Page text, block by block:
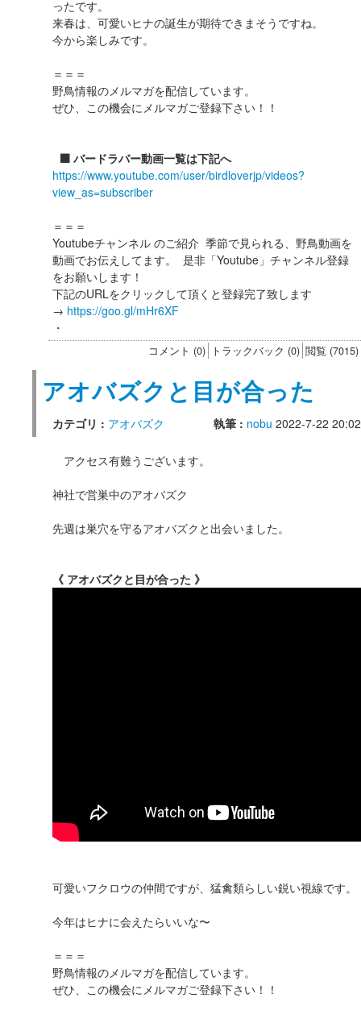
ったです。
来春は、可愛いヒナの誕生が期待できまそうですね。
今から楽しみです。
＝＝＝
野鳥情報のメルマガを配信しています。
ぜひ、この機会にメルマガご登録下さい！！
⬛️ バードラバー動画一覧は下記へ
https://www.youtube.com/user/birdloverjp/videos?
view_as=subscriber
＝＝＝
Youtubeチャンネル のご紹介 季節で見られる、野鳥動画を
動画でお伝えしてます。 是非「Youtube」チャンネル登録
をお願いします！
下記のURLをクリックして頂くと登録完了致します
→ https://goo.gl/mHr6XF
・
コメント (0) トラックバック (0) 閲覧 (7015)
アオバズクと目が合った
カテゴリ : アオバズク 執筆 : nobu 2022-7-22 20:02
アクセス有難うございます。
神社で営巣中のアオバズク
先週は巣穴を守るアオバズクと出会いました。
《 アオバズクと目が合った 》
可愛いフクロウの仲間ですが、猛禽類らしい鋭い視線です。
今年はヒナに会えたらいいな〜
＝＝＝
野鳥情報のメルマガを配信しています。
ぜひ、この機会にメルマガご登録下さい！！